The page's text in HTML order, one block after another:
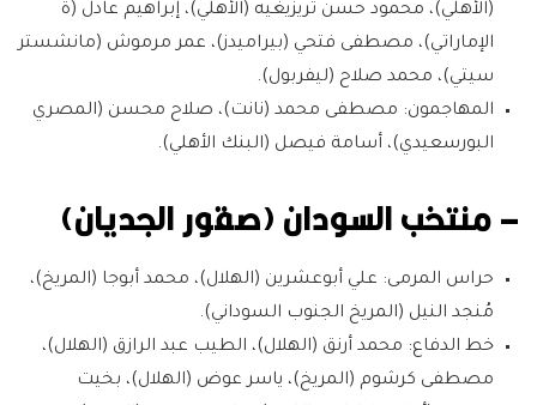
(الأهلي)، محمود حسن تريزيغيه (الأهلي)، إبراهيم عادل (ة
الإماراتي)، مصطفى فتحي (بيراميدز)، عمر مرموش (مانشستر
سيتي)، محمد صلاح (ليفربول).
المهاجمون: مصطفى محمد (نانت)، صلاح محسن (المصري
البورسعيدي)، أسامة فيصل (البنك الأهلي).
– منتخب السودان (صقور الجديان)
حراس المرمى: علي أبوعشرين (الهلال)، محمد أبوجا (المريخ)،
مُنجد النيل (المريخ الجنوب السوداني).
خط الدفاع: محمد أرنق (الهلال)، الطيب عبد الرازق (الهلال)،
مصطفى كرشوم (المريخ)، ياسر عوض (الهلال)، بخيت